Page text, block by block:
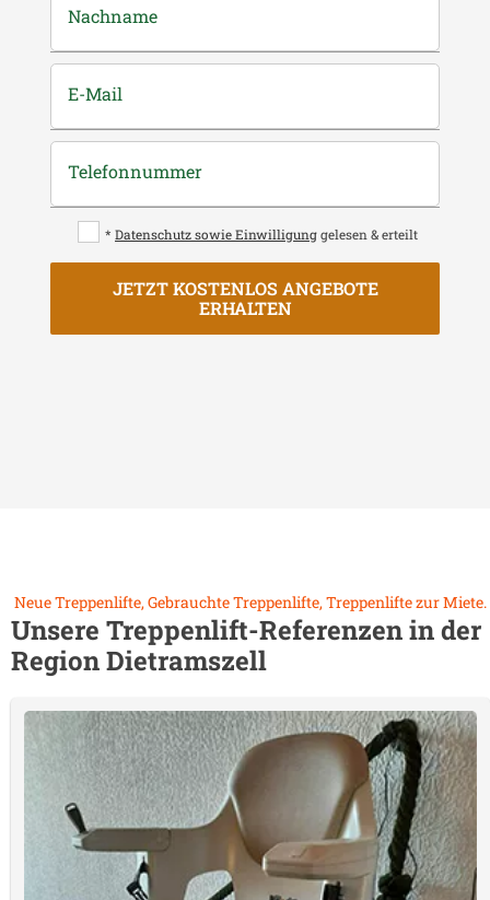
Nachname
E-Mail
Telefonnummer
* Datenschutz sowie Einwilligung gelesen & erteilt
JETZT KOSTENLOS ANGEBOTE
ERHALTEN
Neue Treppenlifte, Gebrauchte Treppenlifte, Treppenlifte zur Miete.
Unsere Treppenlift-Referenzen in der
RegionDietramszell